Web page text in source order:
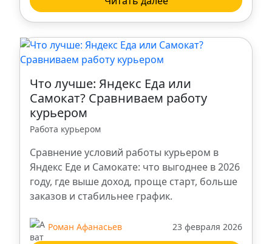
Что лучше: Яндекс Еда или
Самокат? Сравниваем работу
курьером
Работа курьером
Сравнение условий работы курьером в
Яндекс Еде и Самокате: что выгоднее в 2026
году, где выше доход, проще старт, больше
заказов и стабильнее график.
Роман Афанасьев 23 февраля 2026